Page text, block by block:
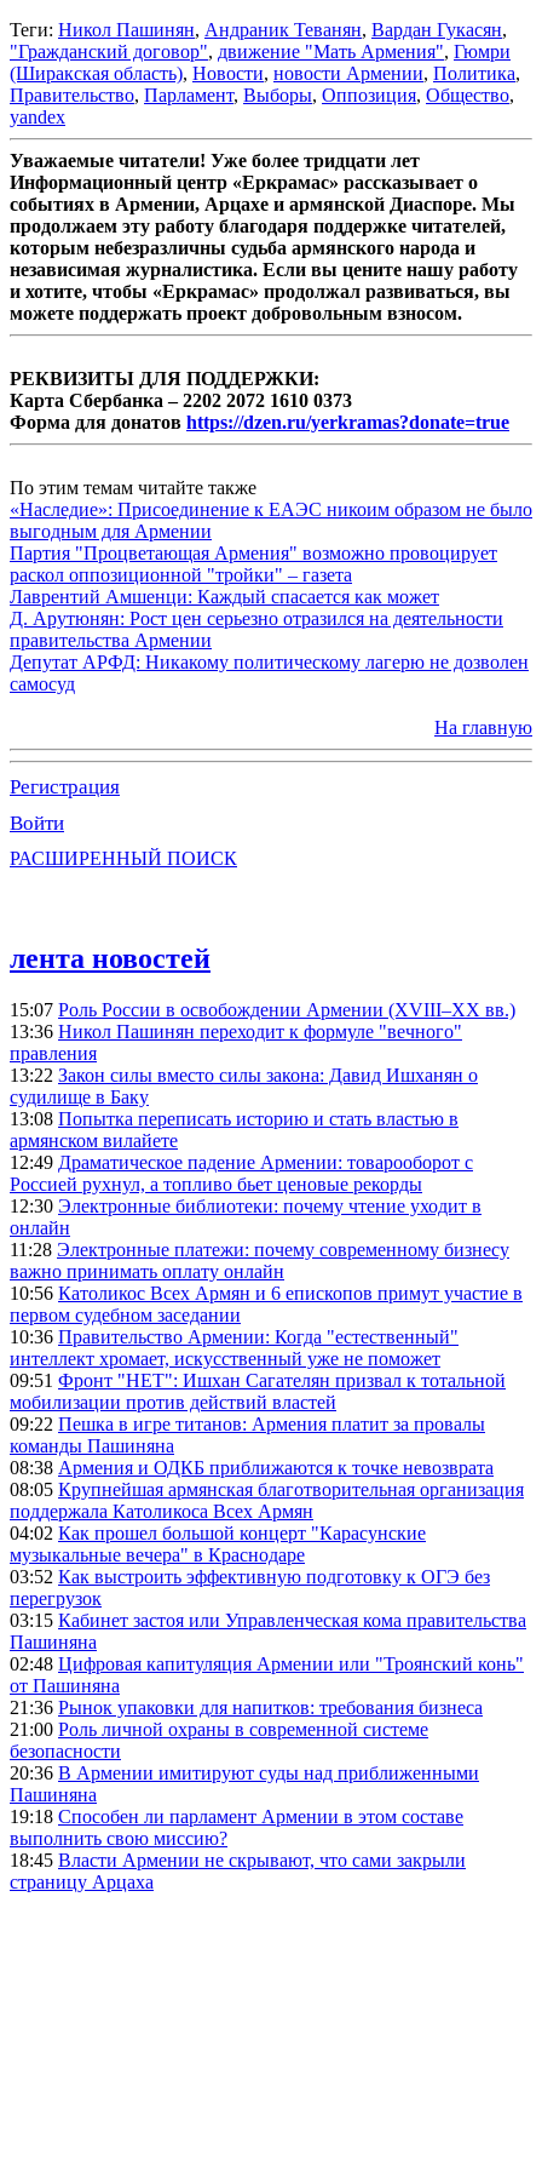
Теги: Никол Пашинян, Андраник Теванян, Вардан Гукасян,
"Гражданский договор", движение "Мать Армения", Гюмри
(Ширакская область), Новости, новости Армении, Политика,
Правительство, Парламент, Выборы, Оппозиция, Общество,
yandex
Уважаемые читатели! Уже более тридцати лет
Информационный центр «Еркрамас» рассказывает о
событиях в Армении, Арцахе и армянской Диаспоре. Мы
продолжаем эту работу благодаря поддержке читателей,
которым небезразличны судьба армянского народа и
независимая журналистика. Если вы цените нашу работу
и хотите, чтобы «Еркрамас» продолжал развиваться, вы
можете поддержать проект добровольным взносом.
РЕКВИЗИТЫ ДЛЯ ПОДДЕРЖКИ:
Карта Сбербанка – 2202 2072 1610 0373
Форма для донатов https://dzen.ru/yerkramas?donate=true
По этим темам читайте также
«Наследие»: Присоединение к ЕАЭС никоим образом не было
выгодным для Армении
Партия "Процветающая Армения" возможно провоцирует
раскол оппозиционной "тройки" – газета
Лаврентий Амшенци: Каждый спасается как может
Д. Арутюнян: Рост цен серьезно отразился на деятельности
правительства Армении
Депутат АРФД: Никакому политическому лагерю не дозволен
самосуд
На главную
Регистрация
Войти
РАСШИРЕННЫЙ ПОИСК
лента новостей
15:07 Роль России в освобождении Армении (XVIII–XX вв.)
13:36 Никол Пашинян переходит к формуле "вечного"
правления
13:22 Закон силы вместо силы закона: Давид Ишханян о
судилище в Баку
13:08 Попытка переписать историю и стать властью в
армянском вилайете
12:49 Драматическое падение Армении: товарооборот с
Россией рухнул, а топливо бьет ценовые рекорды
12:30 Электронные библиотеки: почему чтение уходит в
онлайн
11:28 Электронные платежи: почему современному бизнесу
важно принимать оплату онлайн
10:56 Католикос Всех Армян и 6 епископов примут участие в
первом судебном заседании
10:36 Правительство Армении: Когда "естественный"
интеллект хромает, искусственный уже не поможет
09:51 Фронт "НЕТ": Ишхан Сагателян призвал к тотальной
мобилизации против действий властей
09:22 Пешка в игре титанов: Армения платит за провалы
команды Пашиняна
08:38 Армения и ОДКБ приближаются к точке невозврата
08:05 Крупнейшая армянская благотворительная организация
поддержала Католикоса Всех Армян
04:02 Как прошел большой концерт "Карасунские
музыкальные вечера" в Краснодаре
03:52 Как выстроить эффективную подготовку к ОГЭ без
перегрузок
03:15 Кабинет застоя или Управленческая кома правительства
Пашиняна
02:48 Цифровая капитуляция Армении или "Троянский конь"
от Пашиняна
21:36 Рынок упаковки для напитков: требования бизнеса
21:00 Роль личной охраны в современной системе
безопасности
20:36 В Армении имитируют суды над приближенными
Пашиняна
19:18 Способен ли парламент Армении в этом составе
выполнить свою миссию?
18:45 Власти Армении не скрывают, что сами закрыли
страницу Арцаха